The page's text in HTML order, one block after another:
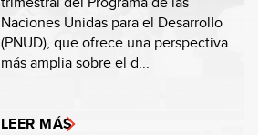
Naciones Unidas para el Desarrollo
(PNUD), que ofrece una perspectiva
más amplia sobre el d...
LEER MÁS